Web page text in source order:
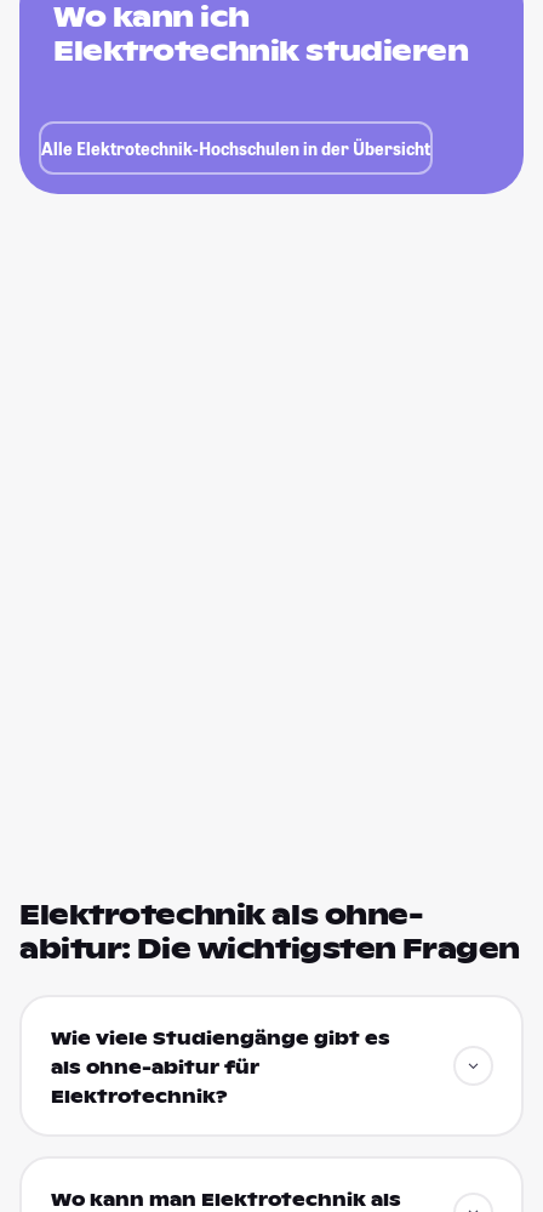
Wo kann ich
Elektrotechnik studieren
Alle Elektrotechnik-Hochschulen in der Übersicht
Elektrotechnik als ohne-
abitur: Die wichtigsten Fragen
Wie viele Studiengänge gibt es
als ohne-abitur für
Elektrotechnik?
Wo kann man Elektrotechnik als